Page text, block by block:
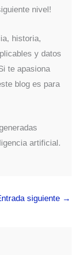
nivel!
historia,
y datos
te apasiona
blog es para
artificial.
siguiente →